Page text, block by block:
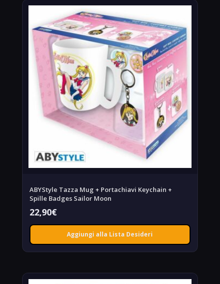
ABYStyle Tazza Mug + Portachiavi Keychain +
Spille Badges Sailor Moon
22,90€
Aggiungi alla Lista Desideri